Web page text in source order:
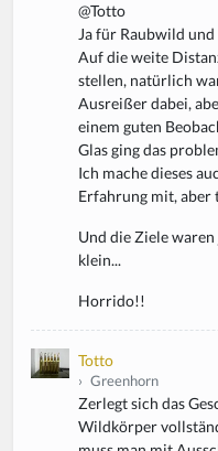
@Totto
Ja für Raubwild und
Auf die weite
stellen, natürlich
Ausreißer dabei,
einem guten
Glas ging das
Ich mache dieses
Erfahrung mit, aber
Und die Ziele
klein...
Horrido!!
Totto
› Greenhorn
Zerlegt sich das
Wildkörper